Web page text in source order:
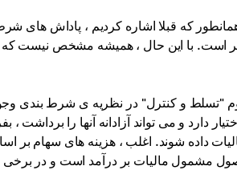
که قبلا اشاره کردیم ، پاداش های
است. با این حال ، همیشه مشخص نیست که
"تسلط و کنترل" در نظریه ی شرط بندی
دارد و می تواند آزادانه آنها را
داده شوند. اغلب ، هزینه های سهام بر
مشمول مالیات بر درآمد است و در برخی